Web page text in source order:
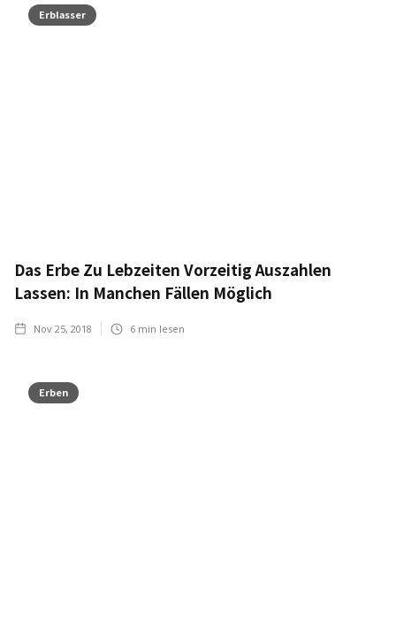
Erblasser
Das Erbe Zu Lebzeiten Vorzeitig Auszahlen
Lassen: In Manchen Fällen Möglich
Nov 25, 2018 6 min lesen
Erben